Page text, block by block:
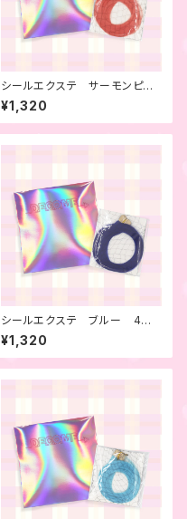
シールエクステ サーモンピン
ク 4本セット
¥1,320
シールエクステ ブルー 4本
セット
¥1,320